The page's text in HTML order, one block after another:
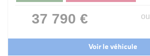
37 790 € ou
Voir le véhicule